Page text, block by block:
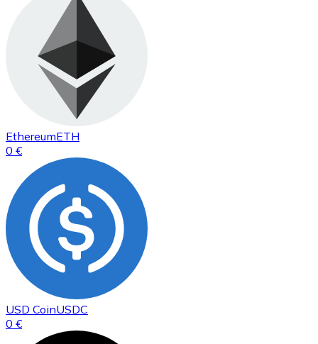
EthereumETH
0 €
USD CoinUSDC
0 €